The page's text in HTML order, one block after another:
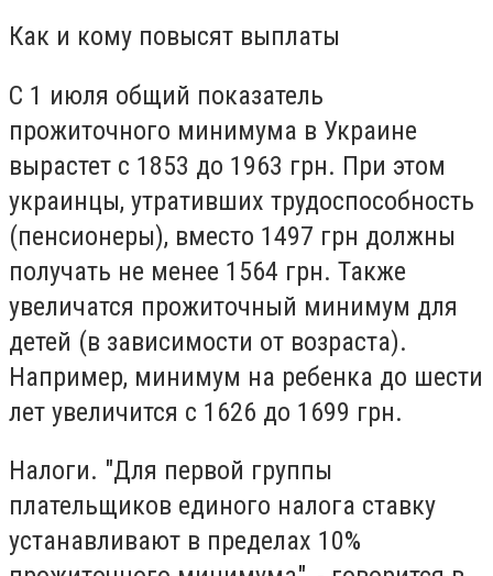
Как и кому повысят выплаты
С 1 июля общий показатель
прожиточного минимума в Украине
вырастет с 1853 до 1963 грн. При этом
украинцы, утративших трудоспособность
(пенсионеры), вместо 1497 грн должны
получать не менее 1564 грн. Также
увеличатся прожиточный минимум для
детей (в зависимости от возраста).
Например, минимум на ребенка до шести
лет увеличится с 1626 до 1699 грн.
Налоги. "Для первой группы
плательщиков единого налога ставку
устанавливают в пределах 10%